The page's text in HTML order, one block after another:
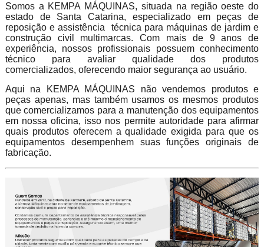
Somos a KEMPA MÁQUINAS, situada na região oeste do
estado de Santa Catarina, especializado em peças de
reposição e assistência técnica para máquinas de jardim e
construção civil multimarcas. Com mais de 9 anos de
experiência, nossos profissionais possuem conhecimento
técnico para avaliar qualidade dos produtos
comercializados, oferecendo maior segurança ao usuário.
Aqui na KEMPA MÁQUINAS não vendemos produtos e
peças apenas, mas também usamos os mesmos produtos
que comercializamos para a manutenção dos equipamentos
em nossa oficina, isso nos permite autoridade para afirmar
quais produtos oferecem a qualidade exigida para que os
equipamentos desempenhem suas funções originais de
fabricação.